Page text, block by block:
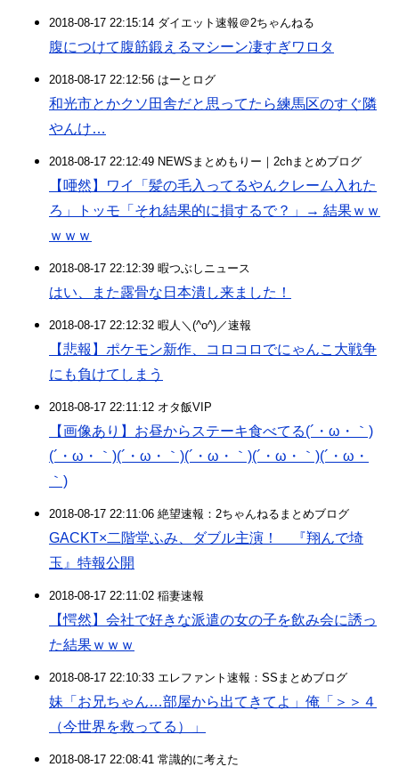
2018-08-17 22:15:14 ダイエット速報＠2ちゃんねる
腹につけて腹筋鍛えるマシーン凄すぎワロタ
2018-08-17 22:12:56 はーとログ
和光市とかクソ田舎だと思ってたら練馬区のすぐ隣
やんけ…
2018-08-17 22:12:49 NEWSまとめもりー｜2chまとめブログ
【唖然】ワイ「髪の毛入ってるやんクレーム入れた
ろ」トッモ「それ結果的に損するで？」→ 結果ｗｗ
ｗｗｗ
2018-08-17 22:12:39 暇つぶしニュース
はい、また露骨な日本潰し来ました！
2018-08-17 22:12:32 暇人＼(^o^)／速報
【悲報】ポケモン新作、コロコロでにゃんこ大戦争
にも負けてしまう
2018-08-17 22:11:12 オタ飯VIP
【画像あり】お昼からステーキ食べてる(´・ω・｀)
(´・ω・｀)(´・ω・｀)(´・ω・｀)(´・ω・｀)(´・ω・
｀)
2018-08-17 22:11:06 絶望速報：2ちゃんねるまとめブログ
GACKT×二階堂ふみ、ダブル主演！ 『翔んで埼
玉』特報公開
2018-08-17 22:11:02 稲妻速報
【愕然】会社で好きな派遣の女の子を飲み会に誘っ
た結果ｗｗｗ
2018-08-17 22:10:33 エレファント速報：SSまとめブログ
妹「お兄ちゃん…部屋から出てきてよ」俺「＞＞４
（今世界を救ってる）」
2018-08-17 22:08:41 常識的に考えた